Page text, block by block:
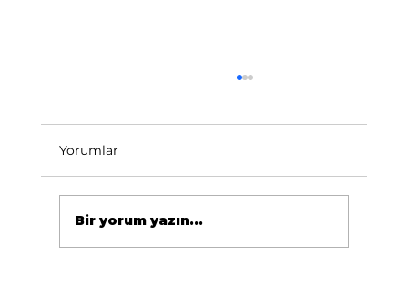
Yorumlar
Bir yorum yazın...